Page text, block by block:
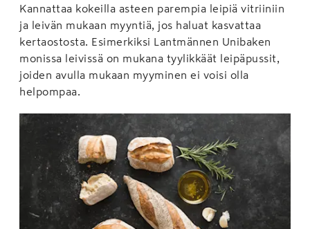
Kannattaa kokeilla asteen parempia leipiä vitriiniin
ja leivän mukaan myyntiä, jos haluat kasvattaa
kertaostosta. Esimerkiksi Lantmännen Unibaken
monissa leivissä on mukana tyylikkäät leipäpussit,
joiden avulla mukaan myyminen ei voisi olla
helpompaa.